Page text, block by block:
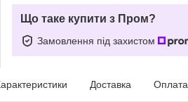
Що таке купити з Пром?
Замовлення під захистом
Доставка Оплата